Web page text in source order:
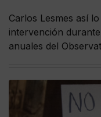
Carlos Lesmes así
intervención
anuales del